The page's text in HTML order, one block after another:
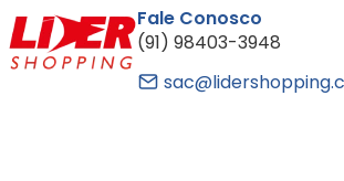
Fale Conosco
(91) 98403-3948